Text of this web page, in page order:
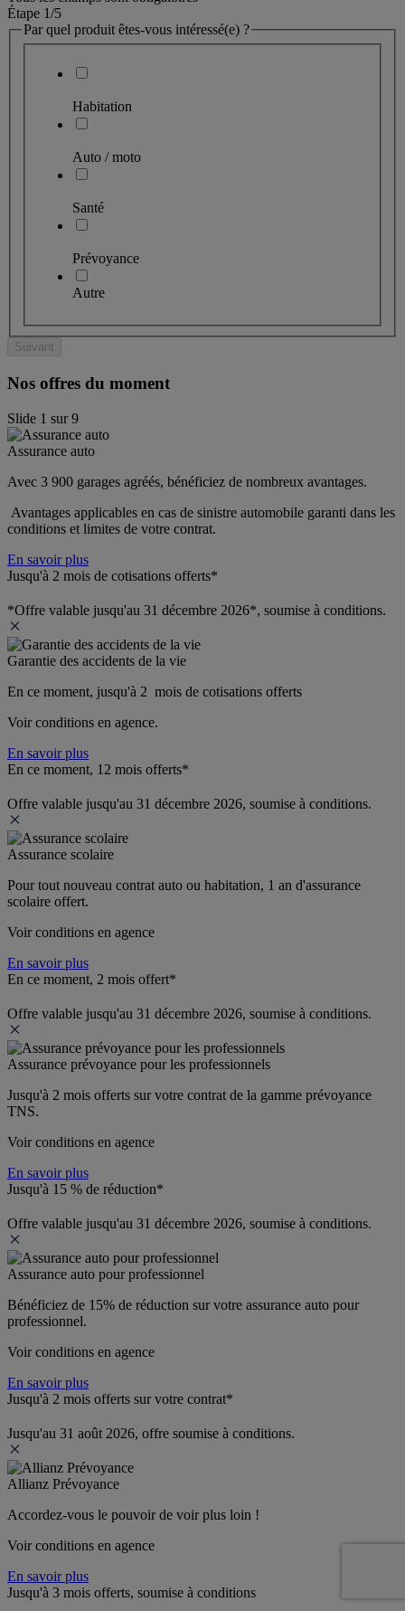
Étape 1/5
Par quel produit êtes-vous intéressé(e) ?
Habitation
Auto / moto
Santé
Prévoyance
Autre
Suivant
Nos offres du moment
Slide 1 sur9
Assurance auto
Avec 3 900 garages agréés, bénéficiez de nombreux avantages.
Avantages applicables en cas de sinistre automobile garanti dans les
conditions et limites de votre contrat.
En savoir plus
Jusqu'à 2 mois de cotisations offerts*
*Offre valable jusqu'au 31 décembre 2026*, soumise à conditions.
Garantie des accidents de la vie
En ce moment, jusqu'à 2  mois de cotisations offerts
Voir conditions en agence.
En savoir plus
En ce moment, 12 mois offerts*
Offre valable jusqu'au 31 décembre 2026, soumise à conditions.
Assurance scolaire
Pour tout nouveau contrat auto ou habitation, 1 an d'assurance
scolaire offert.
Voir conditions en agence
En savoir plus
En ce moment, 2 mois offert*
Offre valable jusqu'au 31 décembre 2026, soumise à conditions.
Assurance prévoyance pour les professionnels
Jusqu'à 2 mois offerts sur votre contrat de la gamme prévoyance
TNS.
Voir conditions en agence
En savoir plus
Jusqu'à 15 % de réduction*
Offre valable jusqu'au 31 décembre 2026, soumise à conditions.
Assurance auto pour professionnel
Bénéficiez de 15% de réduction sur votre assurance auto pour
professionnel.
Voir conditions en agence
En savoir plus
Jusqu'à 2 mois offerts sur votre contrat*
Jusqu'au 31 août 2026, offre soumise à conditions.
Allianz Prévoyance
Accordez-vous le pouvoir de voir plus loin !
Voir conditions en agence
En savoir plus
Jusqu'à 3 mois offerts, soumise à conditions